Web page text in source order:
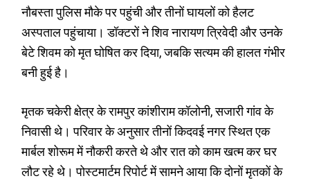
नौबस्ता पुलिस मौके पर पहुंची और तीनों घायलों को हैलट
अस्पताल पहुंचाया। डॉक्टरों ने शिव नारायण त्रिवेदी और उनके
बेटे शिवम को मृत घोषित कर दिया, जबकि सत्यम की हालत गंभीर
बनी हुई है।
मृतक चकेरी क्षेत्र के रामपुर कांशीराम कॉलोनी, सजारी गांव के
निवासी थे। परिवार के अनुसार तीनों किदवई नगर स्थित एक
मार्बल शोरूम में नौकरी करते थे और रात को काम खत्म कर घर
लौट रहे थे। पोस्टमार्टम रिपोर्ट में सामने आया कि दोनों मृतकों के